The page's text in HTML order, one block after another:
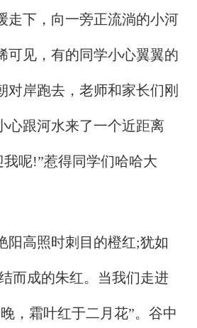
走下，向一旁正流淌的小河
可见，有的同学小心翼翼的
岸跑去，老师和家长们刚
心跟河水来了一个近距离
呢!”惹得同学们哈哈大
阳高照时刺目的橙红;犹如
而成的朱红。当我们走进
，霜叶红于二月花”。谷中